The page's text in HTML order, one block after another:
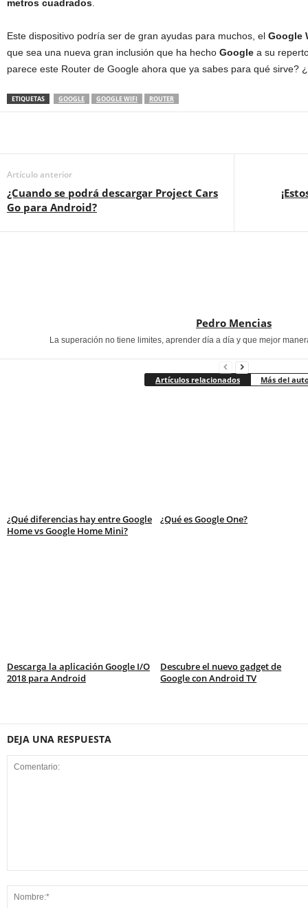
metros cuadrados.
Este dispositivo podría ser de gran ayudas para muchos, el Google
que sea una nueva gran inclusión que ha hecho Google a su
parece este Router de Google ahora que ya sabes para qué sirve?
ETIQUETAS GOOGLE GOOGLE WIFI ROUTER
Artículo anterior
¿Cuando se podrá descargar Project Cars
Go para Android?
Pedro Mencias
La superación no tiene limites, aprender día a día y que mejor
Artículos relacionados Más del
¿Qué diferencias hay entre Google
Home vs Google Home Mini?
¿Qué es Google One?
Descarga la aplicación Google I/O
2018 para Android
Descubre el nuevo gadget de
Google con Android TV
DEJA UNA RESPUESTA